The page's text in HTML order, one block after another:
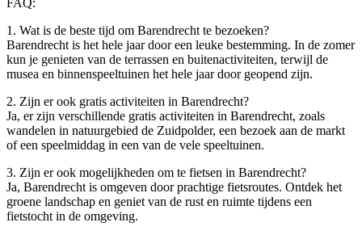
1. Wat is de beste tijd om Barendrecht te bezoeken?
Barendrecht is het hele jaar door een leuke bestemming. In de zomer
kun je genieten van de terrassen en buitenactiviteiten, terwijl de
musea en binnenspeeltuinen het hele jaar door geopend zijn.
2. Zijn er ook gratis activiteiten in Barendrecht?
Ja, er zijn verschillende gratis activiteiten in Barendrecht, zoals
wandelen in natuurgebied de Zuidpolder, een bezoek aan de markt
of een speelmiddag in een van de vele speeltuinen.
3. Zijn er ook mogelijkheden om te fietsen in Barendrecht?
Ja, Barendrecht is omgeven door prachtige fietsroutes. Ontdek het
groene landschap en geniet van de rust en ruimte tijdens een
fietstocht in de omgeving.